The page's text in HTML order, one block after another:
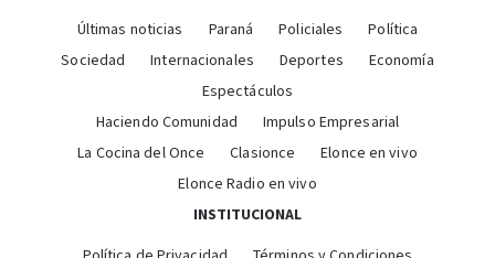
Últimas noticias Paraná Policiales
Política
Sociedad
Internacionales Deportes
Economía
Espectáculos
Haciendo Comunidad
Impulso Empresarial
La Cocina del Once
Clasionce
Elonce en vivo
Elonce Radio en vivo
INSTITUCIONAL